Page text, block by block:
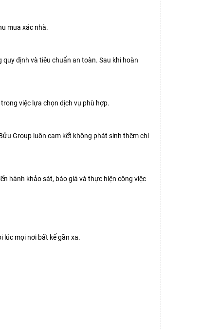
mua xác nhà.
định và tiêu chuẩn an toàn. Sau khi hoàn
việc lựa chọn dịch vụ phù hợp.
Group luôn cam kết không phát sinh thêm chi
hành khảo sát, báo giá và thực hiện công việc
lúc mọi nơi bất kể gần xa.